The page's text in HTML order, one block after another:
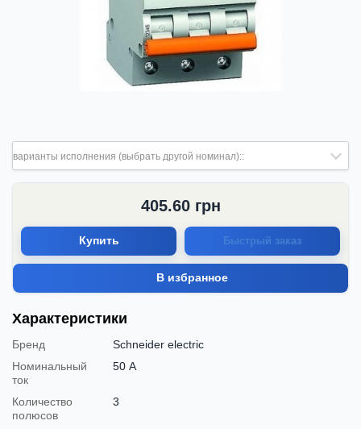
варианты исполнения (выбрать другой номинал)::
405.60грн
Купить Быстрый заказ
В избранное
Характеристики
Бренд
Schneider electric
Номинальный
ток
50 А
Количество
полюсов
3